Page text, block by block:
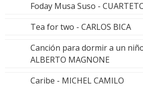
Foday Musa Suso -
Tea for two - CARLOS BICA
Canción para dormir a un
ALBERTO MAGNONE
Caribe - MICHEL CAMILO